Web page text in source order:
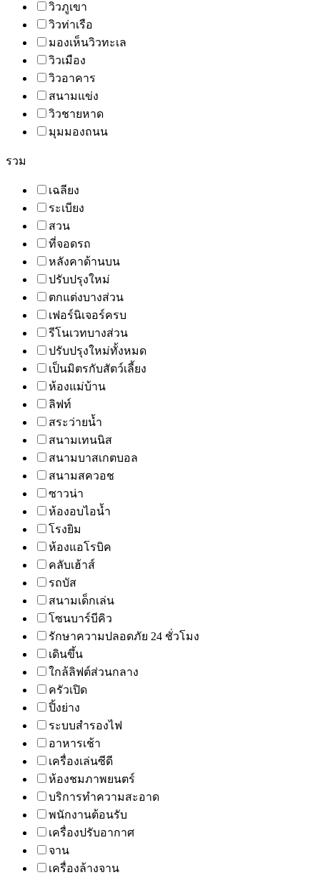
วิวภูเขา
วิวท่าเรือ
มองเห็นวิวทะเล
วิวเมือง
วิวอาคาร
สนามแข่ง
วิวชายหาด
มุมมองถนน
รวม
เฉลียง
ระเบียง
สวน
ที่จอดรถ
หลังคาด้านบน
ปรับปรุงใหม่
ตกแต่งบางส่วน
เฟอร์นิเจอร์ครบ
รีโนเวทบางส่วน
ปรับปรุงใหม่ทั้งหมด
เป็นมิตรกับสัตว์เลี้ยง
ห้องแม่บ้าน
ลิฟท์
สระว่ายน้ำ
สนามเทนนิส
สนามบาสเกตบอล
สนามสควอช
ซาวน่า
ห้องอบไอน้ำ
โรงยิม
ห้องแอโรบิค
คลับเฮ้าส์
รถบัส
สนามเด็กเล่น
โซนบาร์บีคิว
รักษาความปลอดภัย 24 ชั่วโมง
เดินขึ้น
ใกล้ลิฟต์ส่วนกลาง
ครัวเปิด
ปิ้งย่าง
ระบบสำรองไฟ
อาหารเช้า
เครื่องเล่นซีดี
ห้องชมภาพยนตร์
บริการทำความสะอาด
พนักงานต้อนรับ
เครื่องปรับอากาศ
จาน
เครื่องล้างจาน